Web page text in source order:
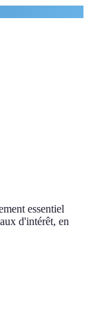
essentiel
d'intérêt, en